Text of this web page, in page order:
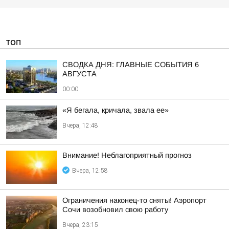
ТОП
СВОДКА ДНЯ: ГЛАВНЫЕ СОБЫТИЯ 6
АВГУСТА
00:00
«Я бегала, кричала, звала ее»
Вчера, 12:48
Внимание! Неблагоприятный прогноз
Вчера, 12:58
Ограничения наконец-то сняты! Аэропорт
Сочи возобновил свою работу
Вчера, 23:15